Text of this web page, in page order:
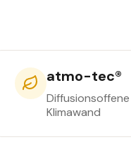
atmo-tec®
Diffusionsoffene
Klimawand